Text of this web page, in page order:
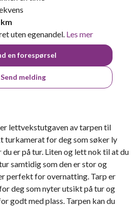
uten egenandel. Les mer
en forespørsel
Send melding
lettvekstutgaven av tarpen til
turkamerat for deg som søker ly
du er på tur. Liten og lett nok til at du
samtidig som den er stor og
perfekt for overnatting. Tarp er
deg som nyter utsikt på tur og
godt med plass. Tarpen kan du